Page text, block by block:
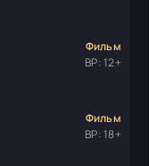
Фильм
ВР: 12+
Фильм
ВР: 18+